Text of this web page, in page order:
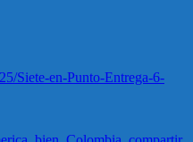
Siete-en-Punto-Entrega-6-